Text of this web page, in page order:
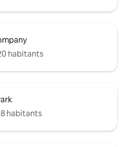
habitants
habitants